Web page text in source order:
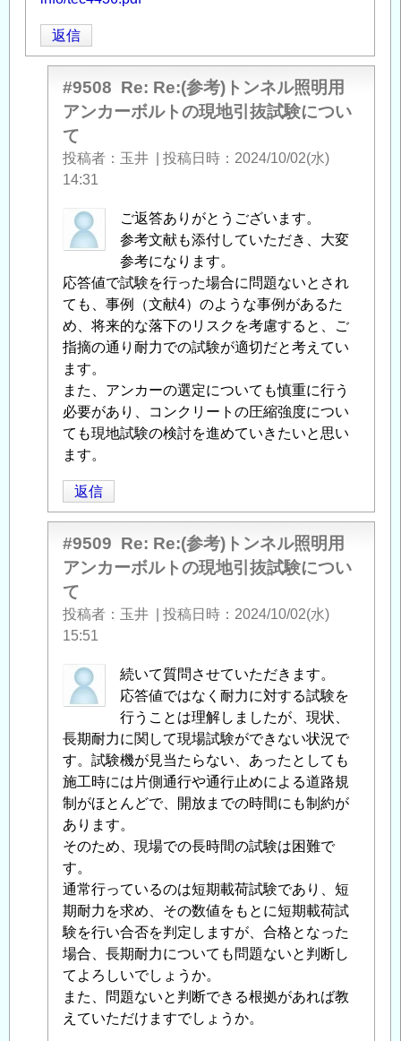
返信
#9508 Re: Re:(参考)トンネル照明用
アンカーボルトの現地引抜試験につい
て
投稿者 玉井 投稿日時
2024/10/02(水)
14:31
中
筋
之
に
よ
る
「 Re:
(参
考)
ト
ン
ル
照
明
用
ア
ン
カ
ボ
ル
の
現
地
引
抜
試
験
に
つ
い
て」
へ
の
返
ご返答ありがとうございます。
参考文献も添付していただき、大変
参考になります。
応答値で試験を行った場合に問題ないとされ
ても、事例（文献4）のような事例があるた
め、将来的な落下のリスクを考慮すると、ご
指摘の通り耐力での試験が適切だと考えてい
ます。
また、アンカーの選定についても慎重に行う
必要があり、コンクリートの圧縮強度につい
ても現地試験の検討を進めていきたいと思い
ます。
返信
#9509 Re: Re:(参考)トンネル照明用
アンカーボルトの現地引抜試験につい
て
投稿者 玉井 投稿日時
2024/10/02(水)
15:51
中
筋
之
に
よ
る
「 Re:
(参
考)
ト
ン
ネ
ル
照
明
用
続いて質問させていただきます。
応答値ではなく耐力に対する試験を
行うことは理解しましたが、現状、
長期耐力に関して現場試験ができない状況で
す。試験機が見当たらない、あったとしても
施工時には片側通行や通行止めによる道路規
制がほとんどで、開放までの時間にも制約が
あります。
そのため、現場での長時間の試験は困難で
す。
通常行っているのは短期載荷試験であり、短
期耐力を求め、その数値をもとに短期載荷試
験を行い合否を判定しますが、合格となった
場合、長期耐力についても問題ないと判断し
てよろしいでしょうか。
また、問題ないと判断できる根拠があれば教
えていただけますでしょうか。